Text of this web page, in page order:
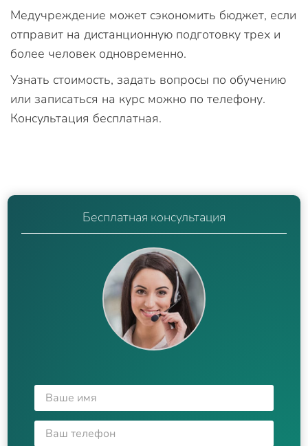
Медучреждение может сэкономить бюджет, если
отправит на дистанционную подготовку трех и
более человек одновременно.
Узнать стоимость, задать вопросы по обучению
или записаться на курс можно по телефону.
Консультация бесплатная.
Бесплатная консультация